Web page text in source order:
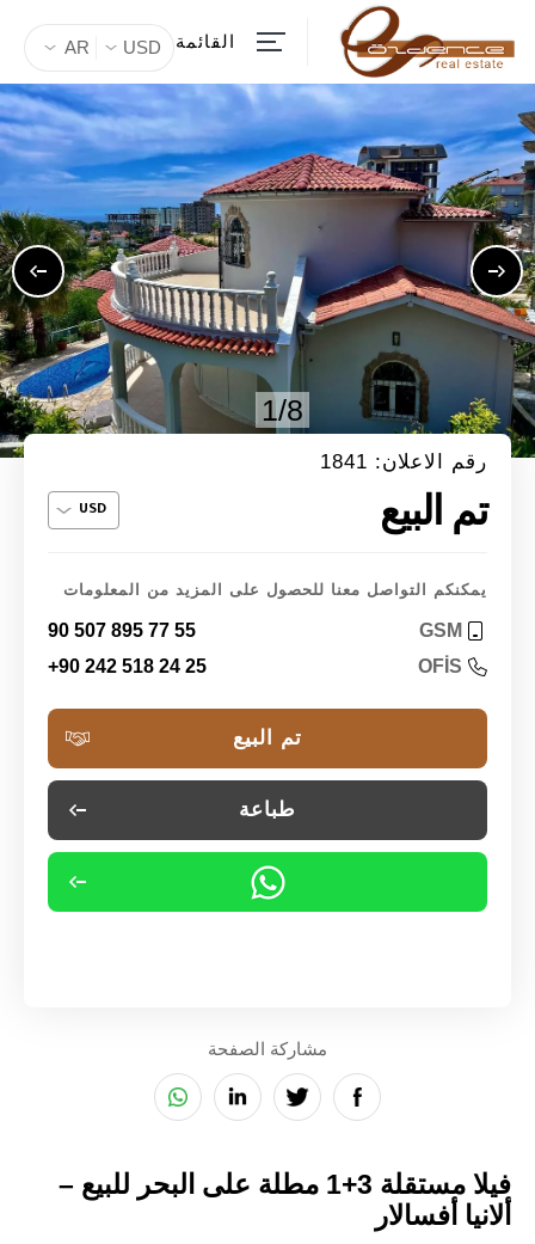
القائمة AR USD
1/8
رقم الاعلان: 1841
تم البيع
يمكنكم التواصل معنا للحصول على المزيد من المعلومات
GSM
90 507 895 77 55
OFİS
+90 242 518 24 25
تم البيع
طباعة
مشاركة الصفحة
فيلا مستقلة 3+1 مطلة على البحر للبيع –
ألانيا أفسالار